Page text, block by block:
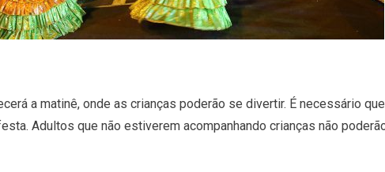
a matinê, onde as crianças poderão se divertir. É necessário
Adultos que não estiverem acompanhando crianças não